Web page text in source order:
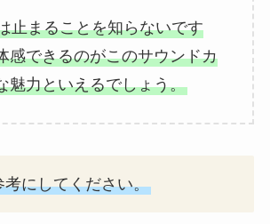
止まることを知らないです
感できるのがこのサウンドカ
魅力といえるでしょう。
考にしてください。